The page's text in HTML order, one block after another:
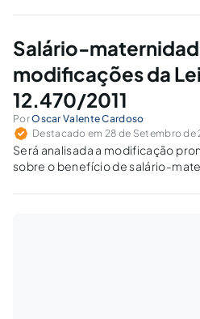
benefício de prestação
aprendiz.
Salário-
modificações da
12.470/2011
PorOscar Valente Cardoso
Destacado em 28 de Setembro de
Será analisada a modificação
sobre o benefício de salário-
responsabilidade por seu